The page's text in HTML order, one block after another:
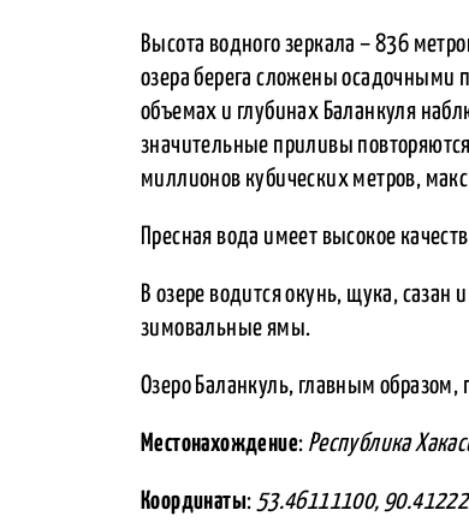
Высота водного зеркала – 836
озера берега сложены
объемах и глубинах Баланкуля
значительные приливы
миллионов кубических метров,
Пресная вода имеет высокое
В озере водится окунь, щука, сазан
зимовальные ямы.
Озеро Баланкуль, главным
Местонахождение: Республика
Координаты: 53.46111100,